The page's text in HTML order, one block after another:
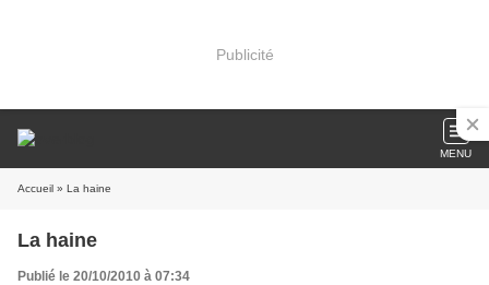
Publicité
MENU
Accueil » La haine
La haine
Publié le 20/10/2010 à 07:34